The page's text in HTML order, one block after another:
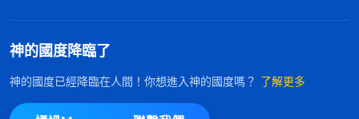
神的國度降臨了
神的國度已經降臨在人間！你想進入神的國度嗎？ 了解更多
在這末世的末了時期，我們怎樣才能迎接到主？
如何才能進天國得永生呢？主耶穌說：「